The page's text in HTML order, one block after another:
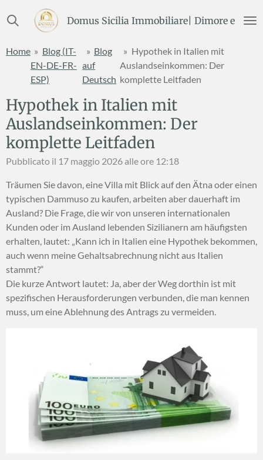
al
principale
Domus Sicilia Immobiliare| Dimore e
Home » Blog (IT-
EN-DE-FR-
ESP)
» Blog
auf
Deutsch
» Hypothek in Italien mit
Auslandseinkommen: Der
komplette Leitfaden
Hypothek in Italien mit
Auslandseinkommen: Der
komplette Leitfaden
Pubblicato il 17 maggio 2026 alle ore 12:18
Träumen Sie davon, eine Villa mit Blick auf den Ätna oder einen
typischen Dammuso zu kaufen, arbeiten aber dauerhaft im
Ausland? Die Frage, die wir von unseren internationalen
Kunden oder im Ausland lebenden Sizilianern am häufigsten
erhalten, lautet: „Kann ich in Italien eine Hypothek bekommen,
auch wenn meine Gehaltsabrechnung nicht aus Italien
stammt?“
Die kurze Antwort lautet: Ja, aber der Weg dorthin ist mit
spezifischen Herausforderungen verbunden, die man kennen
muss, um eine Ablehnung des Antrags zu vermeiden.